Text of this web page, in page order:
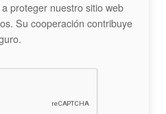
proteger nuestro sitio web
Su cooperación contribuye